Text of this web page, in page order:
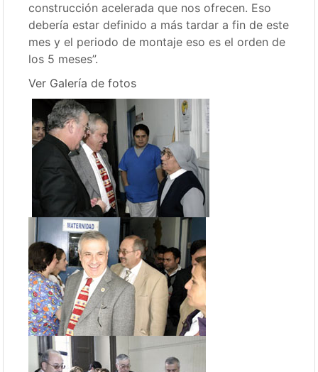
construcción acelerada que nos ofrecen. Eso
debería estar definido a más tardar a fin de este
mes y el periodo de montaje eso es el orden de
los 5 meses”.
Ver Galería de fotos